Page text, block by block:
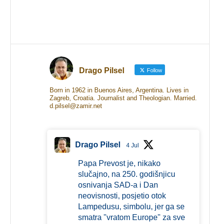
Drago Pilsel Follow
Born in 1962 in Buenos Aires, Argentina. Lives in
Zagreb, Croatia. Journalist and Theologian. Married.
d.pilsel@zamir.net
Drago Pilsel 4 Jul
Papa Prevost je, nikako
slučajno, na 250. godišnjicu
osnivanja SAD-a i Dan
neovisnosti, posjetio otok
Lampedusu, simbolu, jer ga se
smatra "vratom Europe" za sve